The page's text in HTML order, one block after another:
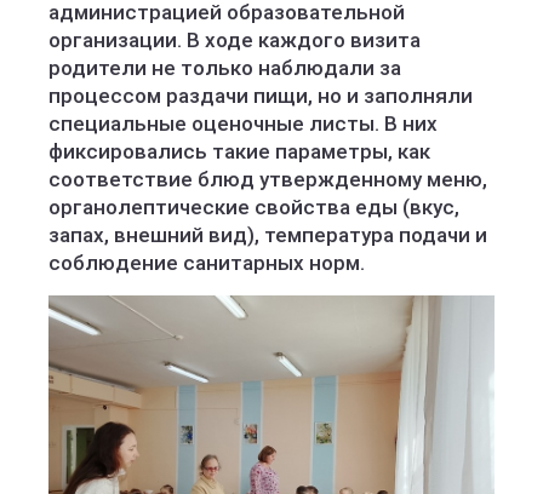
администрацией образовательной
организации. В ходе каждого визита
родители не только наблюдали за
процессом раздачи пищи, но и заполняли
специальные оценочные листы. В них
фиксировались такие параметры, как
соответствие блюд утвержденному меню,
органолептические свойства еды (вкус,
запах, внешний вид), температура подачи и
соблюдение санитарных норм.